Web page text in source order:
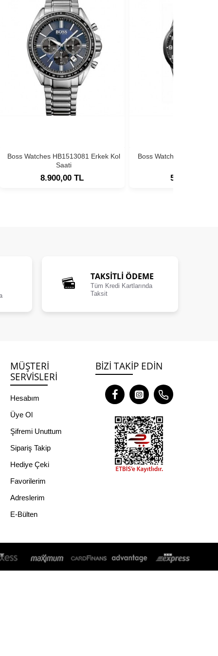
Boss Watches HB1513081 Erkek Kol
Saati
8.900,00 TL
Boss Watches
5.900,00 TL
TAKSİTLİ ÖDEME
Tüm Kredi Kartlarında
Taksit
MÜŞTERI
SERVISLERI
Hesabım
Üye Ol
Şifremi Unuttum
Sipariş Takip
Hediye Çeki
Favorilerim
Adreslerim
E-Bülten
BIZI TAKIP EDIN